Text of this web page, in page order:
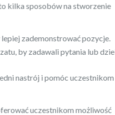
kilka sposobów na stworzenie
zademonstrować pozycje.
by zadawali pytania lub
nastrój i pomóc
uczestnikom możliwość